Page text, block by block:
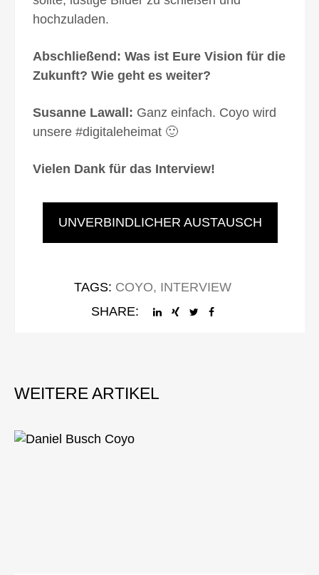
hochzuladen.
Abschließend: Was ist Eure Vision für die
Zukunft? Wie geht es weiter?
Susanne Lawall: Ganz einfach. Coyo wird
unsere #digitaleheimat 🙂
Vielen Dank für das Interview!
UNVERBINDLICHER AUSTAUSCH
TAGS: COYO, INTERVIEW
SHARE: